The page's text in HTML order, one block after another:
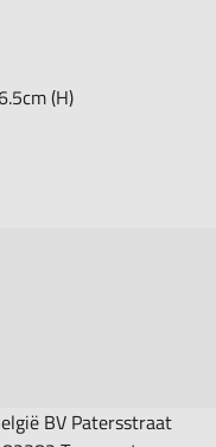
(H)
BV Patersstraat